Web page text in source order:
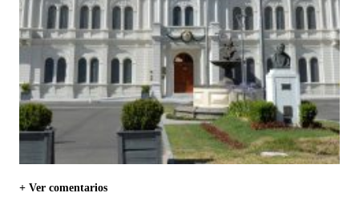
+ Ver comentarios